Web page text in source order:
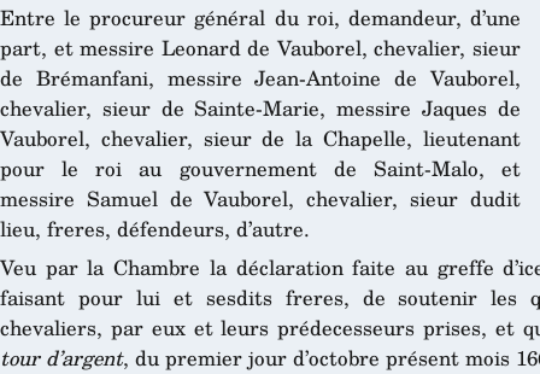
Entre le procureur général du roi, demandeur, d’une
part, et messire Leonard de Vauborel, chevalier, sieur
de Brémanfani, messire Jean-Antoine de Vauborel,
chevalier, sieur de Sainte-Marie, messire Jaques de
Vauborel, chevalier, sieur de la Chapelle, lieutenant
pour le roi au gouvernement de Saint-Malo, et
messire Samuel de Vauborel, chevalier, sieur dudit
lieu, freres, défendeurs, d’autre.
Veu par la Chambre la déclaration faite au greffe
faisant pour lui et sesdits freres, de soutenir les
chevaliers, par eux et leurs prédecesseurs prises, et
tour d’argent, du premier jour d’octobre présent mois